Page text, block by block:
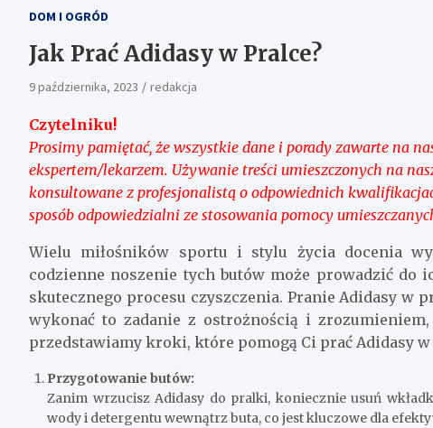
DOM I OGRÓD
Jak Prać Adidasy w Pralce?
9 października, 2023 redakcja
Czytelniku!
Prosimy pamiętać, że wszystkie dane i porady zawarte na
ekspertem/lekarzem. Używanie treści umieszczonych na
konsultowane z profesjonalistą o odpowiednich
sposób odpowiedzialni ze stosowania pomocy
Wielu miłośników sportu i stylu życia docenia
codzienne noszenie tych butów może prowadzić do
skutecznego procesu czyszczenia. Pranie Adidasy w
wykonać to zadanie z ostrożnością i
przedstawiamy kroki, które pomogą Ci prać Adidasy
Przygotowanie butów:
Zanim wrzucisz Adidasy do pralki, koniecznie usuń
wody i detergentu wewnątrz buta, co jest kluczowe dla